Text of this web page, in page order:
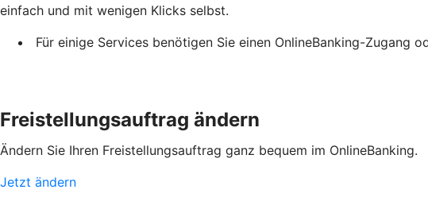
einfach und mit wenigen Klicks selbst.
Für einige Services benötigen Sie einen OnlineBanking-Zugang
Freistellungsauftrag ändern
Ändern Sie Ihren Freistellungsauftrag ganz bequem im OnlineBanking.
Jetzt ändern